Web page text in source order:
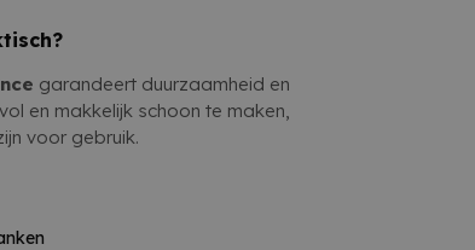
garandeert duurzaamheid en
en makkelijk schoon te maken,
voor gebruik.